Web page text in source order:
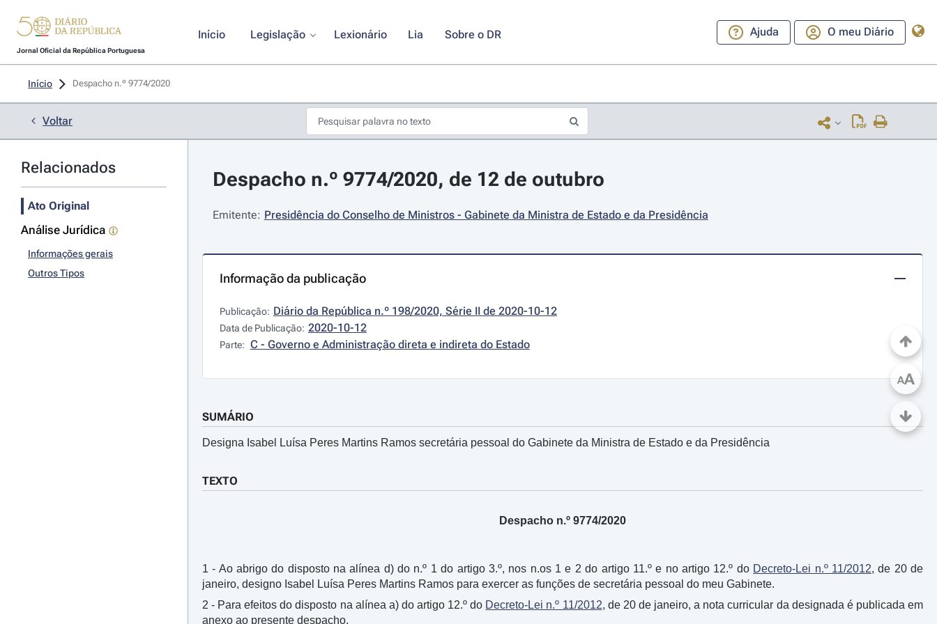
Jornal Oficial da República Portuguesa
Início Legislação Lexionário Lia Sobre o DR Ajuda O meu Diário
Início Despacho n.º 9774/2020
Voltar
Relacionados
Ato Original
Análise Jurídica
Informações gerais
Outros Tipos
Despacho n.º 9774/2020, de 12 de outubro
Emitente: Presidência do Conselho de Ministros - Gabinete da Ministra de Estado e da Presidência
Informação da publicação
Publicação: Diário da República n.º 198/2020, Série II de 2020-10-12
Data de Publicação: 2020-10-12
Parte: C - Governo e Administração direta e indireta do Estado
SUMÁRIO
Designa Isabel Luísa Peres Martins Ramos secretária pessoal do Gabinete da Ministra de Estado e da Presidência
TEXTO
Despacho n.º 9774/2020
1 - Ao abrigo do disposto na alínea d) do n.º 1 do artigo 3.º, nos n.os 1 e 2 do artigo 11.º e no artigo 12.º do Decreto-Lei n.º 11/2012, de 20 de
janeiro, designo Isabel Luísa Peres Martins Ramos para exercer as funções de secretária pessoal do meu Gabinete.
2 - Para efeitos do disposto na alínea a) do artigo 12.º do Decreto-Lei n.º 11/2012, de 20 de janeiro, a nota curricular da designada é publicada em
anexo ao presente despacho.
AA